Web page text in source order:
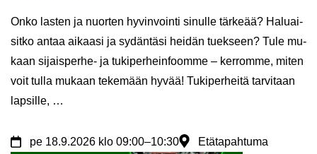
Onko las­ten ja nuor­ten hy­vin­voin­ti si­nul­le tär­ke­ää? Ha­luai­
sit­ko antaa ai­kaa­si ja sy­dän­tä­si hei­dän tuek­seen? Tule mu­
kaan sijaisperhe-​ ja tu­ki­per­hein­foom­me – ker­rom­me, miten
voit tulla mu­kaan te­ke­mään hyvää! Tu­ki­per­hei­tä tar­vi­taan
lap­sil­le, …
pe 18.9.2026 klo 09:00–10:30 Etätapahtuma